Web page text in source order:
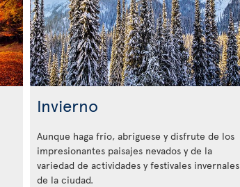
Invierno
Aunque haga frío, abríguese y disfrute de los
impresionantes paisajes nevados y de la
variedad de actividades y festivales invernales
de la ciudad.